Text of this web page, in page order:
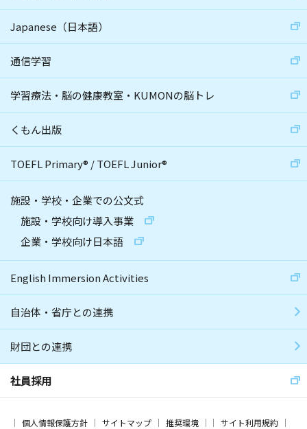
Japanese（日本語）
通信学習
学習療法・脳の健康教室・KUMONの脳トレ
くもん出版
TOEFL Primary® /TOEFL Junior®
施設・学校・企業での公文式
施設・学校向け導入事業
企業・学校向け日本語
English Immersion Activities
自治体・省庁との連携
財団との連携
社員採用
個人情報保護方針 サイトマップ 推奨環境 サイト利用規約